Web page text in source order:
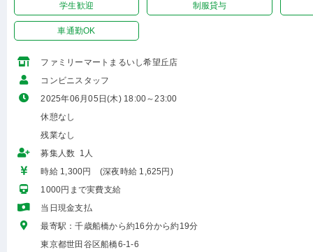
学生歓迎 制服貸与
車通勤OK
ファミリーマートまるいし希望丘店
コンビニスタッフ
2025年06月05日(木) 18:00～23:00
休憩なし
残業なし
募集人数 1人
時給 1,300円 (深夜時給 1,625円)
1000円まで実費支給
当日現金支払
最寄駅：千歳船橋から約16分から約19分
東京都世田谷区船橋6-1-6